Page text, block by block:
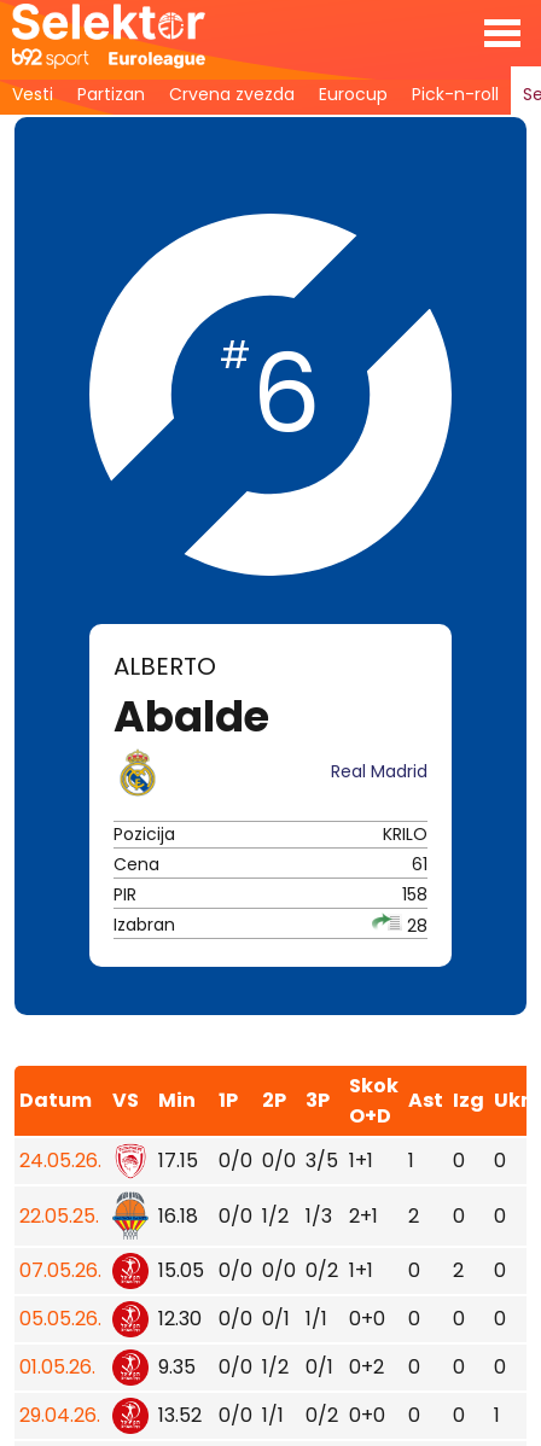
Vesti Partizan Crvena zvezda Eurocup Pick-n-roll
ALBERTO
Abalde
Real Madrid
Pozicija
KRILO
Cena
61
PIR
158
Izabran
28
# 6
Datum VS Min 1P 2P 3P
Skok
O+D
Ast Izg Ukr
24.05.26. 17.15 0/0 0/0 3/5 1+1 1 0 0
22.05.25.
16.18 0/0 1/2 1/3 2+1 2 0 0
07.05.26.
15.05 0/0 0/0 0/2 1+1 0 2 0
05.05.26.
12.30 0/0 0/1 1/1 0+0 0 0 0
01.05.26.
9.35 0/0 1/2 0/1 0+2 0 0 0
29.04.26.
13.52 0/0 1/1 0/2 0+0 0 0 1